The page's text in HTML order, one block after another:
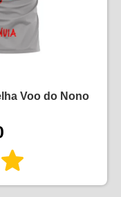
Voo do Nono